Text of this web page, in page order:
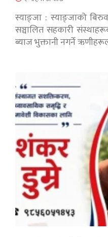
स्याङ्जा : स्याङ्जाको
सञ्चालित सहकारी
ब्याज भुक्तानी नगर्ने